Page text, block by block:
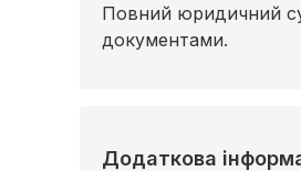
Повний юридичний
документами.
Додаткова